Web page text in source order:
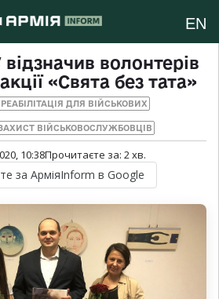
EN
волонтерів
«Свята без тата»
РЕАБІЛІТАЦІЯ ДЛЯ ВІЙСЬКОВИХ
ВІЙСЬКОВОСЛУЖБОВЦІВ
10:38Прочитаєте за: 2хв.
за АрміяInform в Google